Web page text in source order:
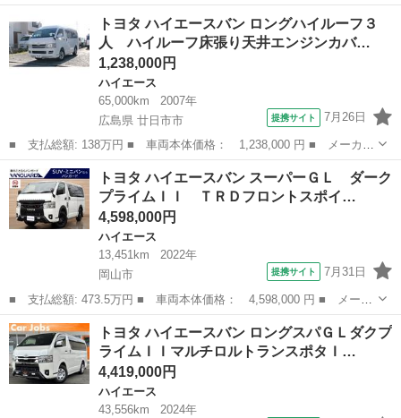
ー名： トヨタ ■ 車種名： ハイエースバン ■ グレード名： ロ
ングスーパーＧＬ ダークプライムＳ ７型 ワンオーナー 純正ナ
ビ 全周...
ハイエース
トヨタ ハイエースバン ロングハイルーフ３
人 ハイルーフ床張り天井エンジンカバ…
1,238,000円
ハイエース
65,000km
2007年
広島県 廿日市市
提携サイト 7月26日
■ 支払総額: 138万円 ■ 車両本体価格： 1,238,000 円 ■ メーカー
名： トヨタ ■ 車種名： ハイエースバン ■ グレード名： ロン
グハイルーフ３人 ハイルーフ床張り天井エンジンカバー断熱リアヒ
ーターエア...
広島 廿日市市 ハイエース
トヨタ ハイエースバン スーパーＧＬ ダーク
プライムＩＩ ＴＲＤフロントスポイ…
4,598,000円
ハイエース
13,451km
2022年
岡山市
提携サイト 7月31日
■ 支払総額: 473.5万円 ■ 車両本体価格： 4,598,000 円 ■ メーカ
ー名： トヨタ ■ 車種名： ハイエースバン ■ グレード名： ス
ーパーＧＬ ダークプライムＩＩ ＴＲＤフロントスポイラー Ａｉ
ｒｐｌｅ...
岡山 岡山市 ハイエース
トヨタ ハイエースバン ロングスパＧＬダクプ
ライムＩＩマルチロルトランスポタＩ…
4,419,000円
ハイエース
43,556km
2024年